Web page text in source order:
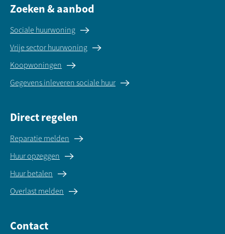
Zoeken & aanbod
Sociale huurwoning
Vrije sector huurwoning
Koopwoningen
Gegevens inleveren sociale huur
Direct regelen
Reparatie melden
Huur opzeggen
Huur betalen
Overlast melden
Contact